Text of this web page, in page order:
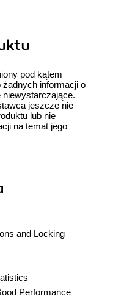
pod kątem
żadnych informacji o
niewystarczające.
jeszcze nie
lub nie
na temat jego
and Locking
Performance